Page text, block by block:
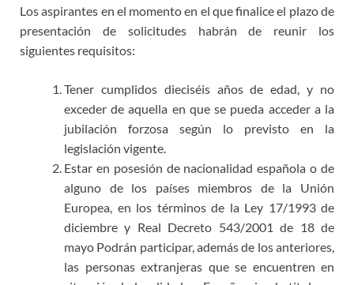
Los aspirantes en el momento en el que finalice el plazo de
presentación de solicitudes habrán de reunir los
siguientes requisitos:
Tener cumplidos dieciséis años de edad, y no
exceder de aquella en que se pueda acceder a la
jubilación forzosa según lo previsto en la
legislación vigente.
Estar en posesión de nacionalidad española o de
alguno de los países miembros de la Unión
Europea, en los términos de la Ley 17/1993 de
diciembre y Real Decreto 543/2001 de 18 de
mayo Podrán participar, además de los anteriores,
las personas extranjeras que se encuentren en